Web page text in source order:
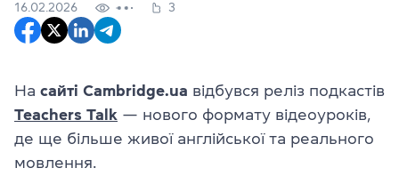
16.02.2026 3
На сайті Cambridge.ua відбувся реліз подкастів
Teachers Talk — нового формату відеоуроків,
де ще більше живої англійської та реального
мовлення.